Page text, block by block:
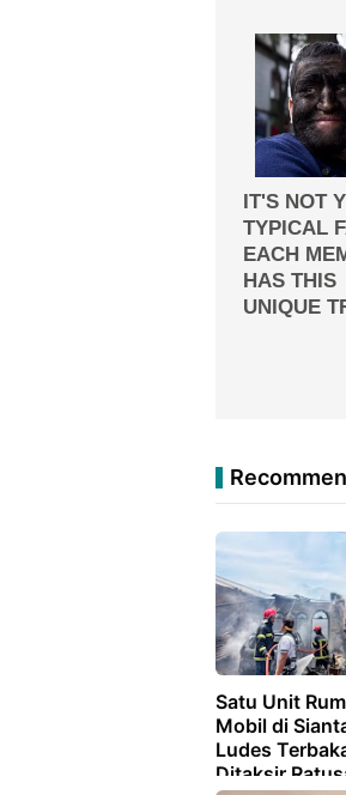
Satu Unit
Mobil di
Ludes
Ditaksir